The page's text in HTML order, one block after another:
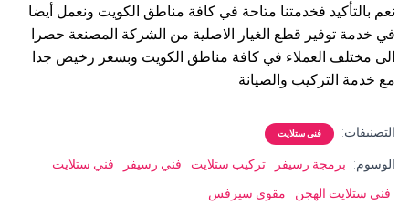
نعم بالتأكيد فخدمتنا متاحة في كافة مناطق الكويت ونعمل أيضا
في خدمة توفير قطع الغيار الاصلية من الشركة المصنعة حصرا
الى مختلف العملاء في كافة مناطق الكويت وبسعر رخيص جدا
مع خدمة التركيب والصيانة
التصنيفات: فني ستلايت
الوسوم: برمجة رسيفر تركيب ستلايت فني رسيفر
فني ستلايت
فني ستلايت الهجن
مقوي سيرفس